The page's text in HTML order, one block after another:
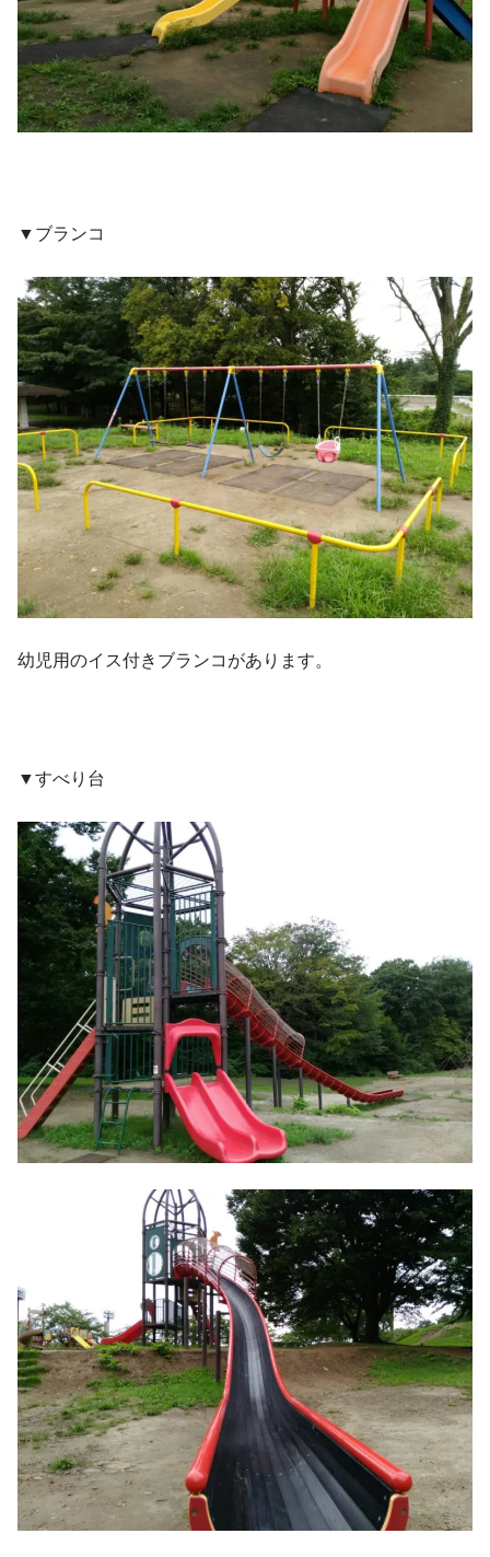
▼ブランコ
幼児用のイス付きブランコがあります。
▼すべり台